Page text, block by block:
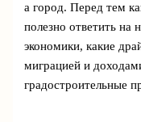
а город. Перед тем
полезно ответить на
экономики, какие
миграцией и
градостроительные